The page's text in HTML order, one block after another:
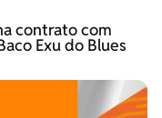
contrato com
Exu do Blues